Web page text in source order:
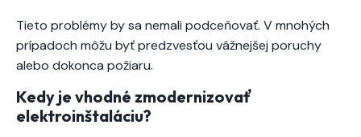
Tieto problémy by sa nemali podceňovať. V mnohých
prípadoch môžu byť predzvesťou vážnejšej poruchy
alebo dokonca požiaru.
Kedy je vhodné zmodernizovať
elektroinštaláciu?